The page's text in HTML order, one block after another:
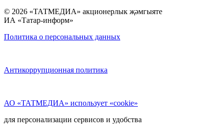
© 2026 «ТАТМЕДИА» акционерлык җәмгыяте
ИА «Татар-информ»
Политика о персональных данных
Антикоррупционная политика
АО «ТАТМЕДИА» использует «cookie»
для персонализации сервисов и удобства